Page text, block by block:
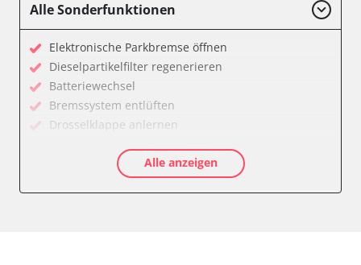
Feststellbremse (EPB / SBC)
Getriebesteuerung
Heckklappe
Informationselektronik
Klimaanlage
Kombiinstrument
Lenkradelektronik
Leuchtweitenregulierung (LWR)
Motorsteuerung (EMS)
Alle Sonderfunktionen
Elektronische Parkbremse öffnen
Dieselpartikelfilter regenerieren
Batteriewechsel
Bremssystem entlüften
Drosselklappe anlernen
Elektronische Parkbremse kalibrieren
Ölservicerückstellung
Alle anzeigen